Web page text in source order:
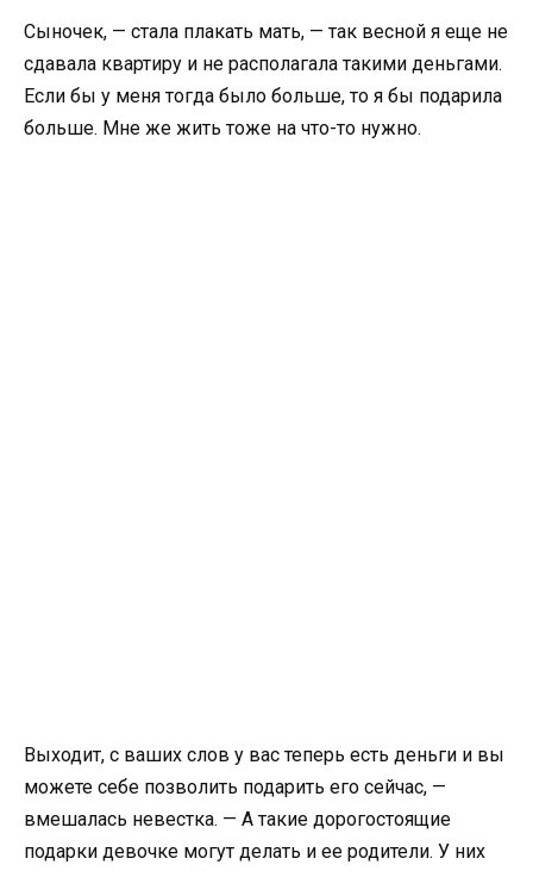
Сыночек, — стала плакать мать, — так весной я еще не
сдавала квартиру и не располагала такими деньгами.
Если бы у меня тогда было больше, то я бы подарила
больше. Мне же жить тоже на что-то нужно.
Выходит, с ваших слов у вас теперь есть деньги и вы
можете себе позволить подарить его сейчас, —
вмешалась невестка. — А такие дорогостоящие
подарки девочке могут делать и ее родители. У них